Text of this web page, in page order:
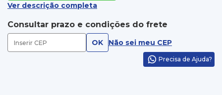
Ver descrição completa
Consultar prazo e condições do frete
OK Não sei meu CEP
Precisa de Ajuda?